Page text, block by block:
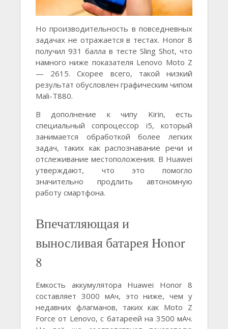
Но производительность в повседневных
задачах не отражается в тестах. Honor 8
получил 931 балла в тесте Sling Shot, что
намного ниже показателя Lenovo Moto Z
— 2615. Скорее всего, такой низкий
результат обусловлен графическим чипом
Mali-T880.
В дополнение к чипу Kirin, есть
специальный сопроцессор i5, который
занимается обработкой более легких
задач, таких как распознавание речи и
отслеживание местоположения. В Huawei
утверждают, что это помогло
значительно продлить автономную
работу смартфона.
Впечатляющая и
выносливая батарея Honor
8
Емкость аккумулятора Huawei Honor 8
составляет 3000 мАч, это ниже, чем у
недавних флагманов, таких как Moto Z
Force от Lenovo, с батареей на 3500 мАч.